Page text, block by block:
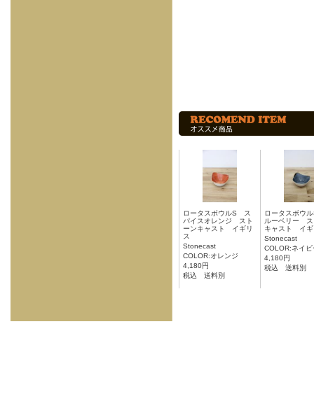
ロータスボウルS ス
パイスオレンジ スト
ーンキャスト イギリ
ス
Stonecast
COLOR:オレンジ
4,180円
税込 送料別
ロータスボウ
ルーベリー ス
キャスト イギ
Stonecast
COLOR:ネイビ
4,180円
税込 送料別